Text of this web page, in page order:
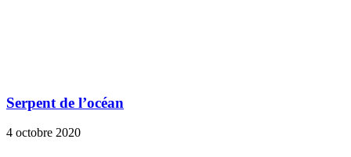
Serpent de l’océan
4 octobre 2020